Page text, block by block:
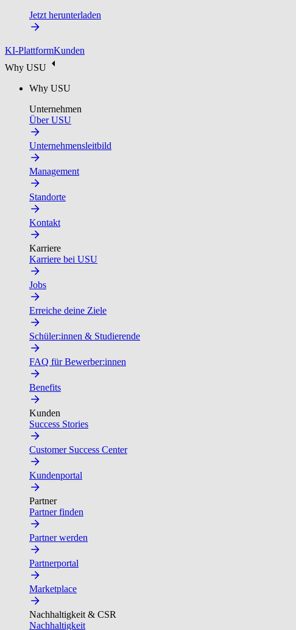
Jetzt herunterladen
KI-PlattformKunden
Why USU
Why USU
Unternehmen
Über USU
Unternehmensleitbild
Management
Standorte
Kontakt
Karriere
Karriere bei USU
Jobs
Erreiche deine Ziele
Schüler:innen & Studierende
FAQ für Bewerber:innen
Benefits
Kunden
Success Stories
Customer Success Center
Kundenportal
Partner
Partner finden
Partner werden
Partnerportal
Marketplace
Nachhaltigkeit & CSR
Nachhaltigkeit